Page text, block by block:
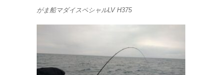
がま船マダイスペシャルLV H375